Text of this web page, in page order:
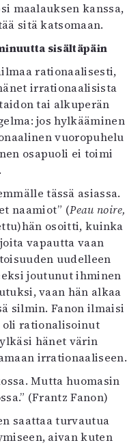
maalauksen kanssa,
sitä katsomaan.
sisältäpäin
rationaalisesti,
irrationaalisista
tai alkuperän
jos hylkääminen
vuoropuhelu
osapuoli ei toimi
tässä asiassa.
naamiot” (Peau noire,
osoitti, kuinka
vapautta vaan
uudelleen
joutunut ihminen
vaan hän alkaa
silmin. Fanon ilmaisi
oli rationalisoinut
hänet värin
irrationaaliseen.
Mutta huomasin
(Frantz Fanon)
saattaa turvautua
aivan kuten